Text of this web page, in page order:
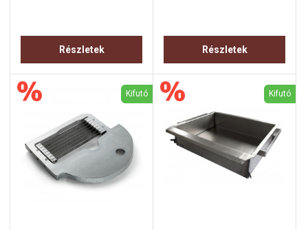
Részletek Részletek
Kifutó Kifutó